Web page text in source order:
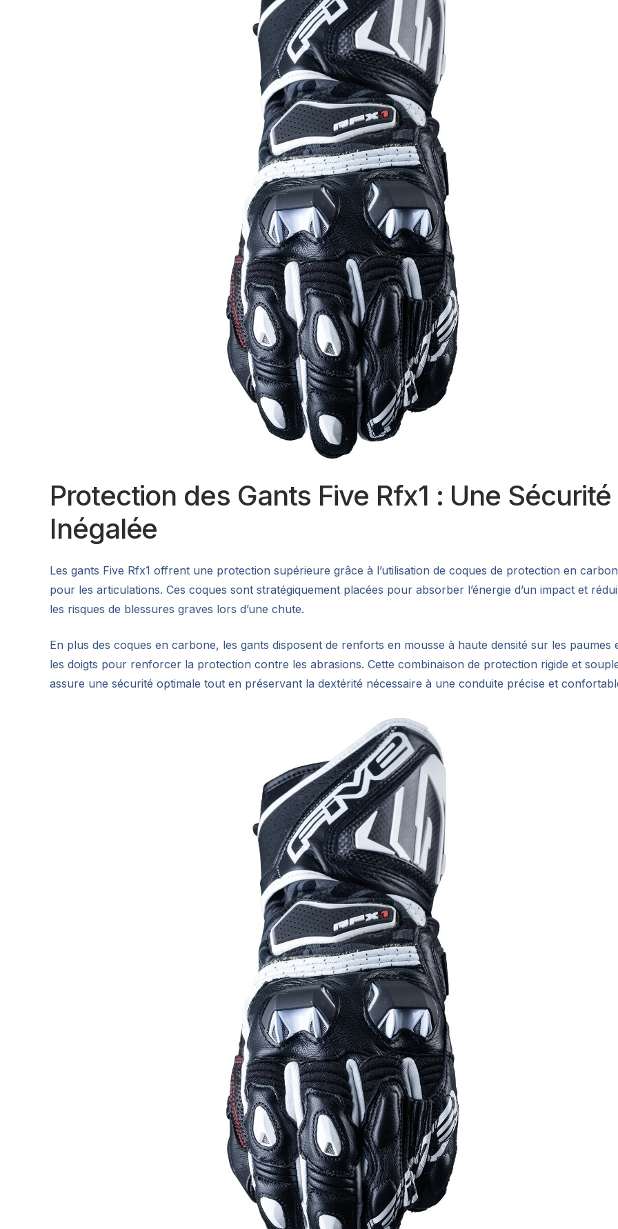
Protection des Gants Five Rfx1 : Une Sécurité
Inégalée
Les gants Five Rfx1 offrent une protection supérieure grâce à l’utilisation de coques de protection en
pour les articulations. Ces coques sont stratégiquement placées pour absorber l’énergie d’un impact et
les risques de blessures graves lors d’une chute.
En plus des coques en carbone, les gants disposent de renforts en mousse à haute densité sur les paumes
les doigts pour renforcer la protection contre les abrasions. Cette combinaison de protection rigide et
assure une sécurité optimale tout en préservant la dextérité nécessaire à une conduite précise et